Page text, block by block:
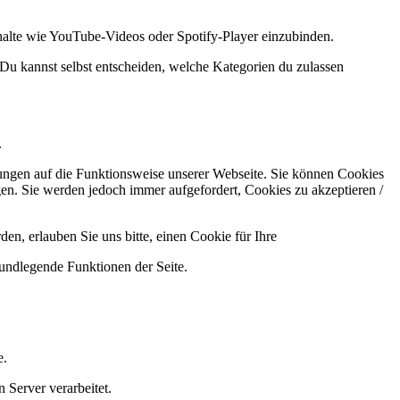
wie YouTube-Videos oder Spotify-Player einzubinden.
kannst selbst entscheiden, welche Kategorien du zulassen
auf die Funktionsweise unserer Webseite. Sie können Cookies
Sie werden jedoch immer aufgefordert, Cookies zu akzeptieren /
erlauben Sie uns bitte, einen Cookie für Ihre
Funktionen der Seite.
Server verarbeitet.